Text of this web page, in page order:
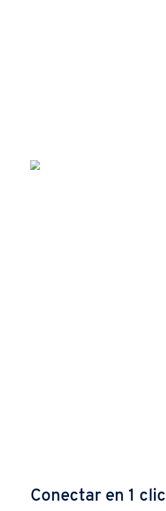
Conectar en 1 clic